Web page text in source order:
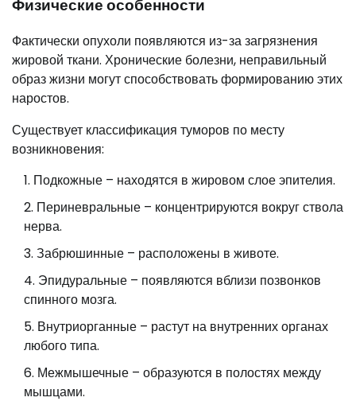
Физические особенности
Фактически опухоли появляются из-за загрязнения
жировой ткани. Хронические болезни, неправильный
образ жизни могут способствовать формированию этих
наростов.
Существует классификация туморов по месту
возникновения:
Подкожные – находятся в жировом слое эпителия.
Периневральные – концентрируются вокруг ствола
нерва.
Забрюшинные – расположены в животе.
Эпидуральные – появляются вблизи позвонков
спинного мозга.
Внутриорганные – растут на внутренних органах
любого типа.
Межмышечные – образуются в полостях между
мышцами.